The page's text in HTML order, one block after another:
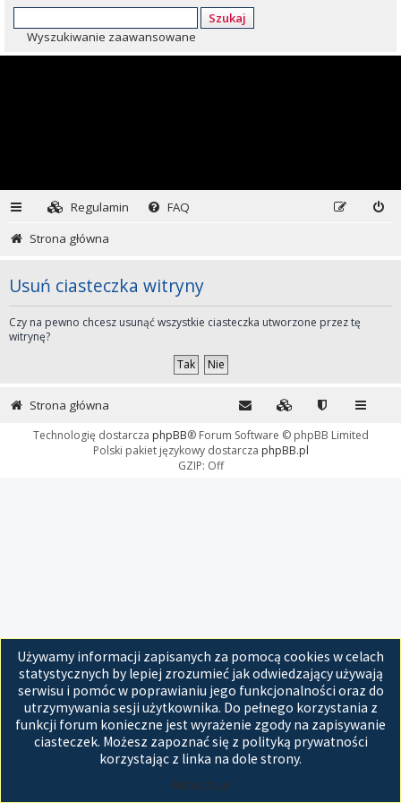
Szukaj
Wyszukiwanie zaawansowane
Regulamin
FAQ
Strona główna
Usuń ciasteczka witryny
Czy na pewno chcesz usunąć wszystkie ciasteczka utworzone przez tę
witrynę?
Używamy informacji zapisanych za pomocą cookies w celach
statystycznych by lepiej zrozumieć jak odwiedzający używają
serwisu i pomóc w poprawianiu jego funkcjonalności oraz do
utrzymywania sesji użytkownika. Do pełnego korzystania z
funkcji forum konieczne jest wyrażenie zgody na zapisywanie
ciasteczek. Możesz zapoznać się z polityką prywatności
korzystając z linka na dole strony.
Akceptuję
Strona główna
Technologię dostarcza phpBB® Forum Software © phpBB Limited
Polski pakiet językowy dostarcza phpBB.pl
GZIP: Off